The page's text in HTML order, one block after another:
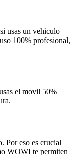
usas un vehiculo
100% profesional,
el movil 50%
Por eso es crucial
WOWI te permiten